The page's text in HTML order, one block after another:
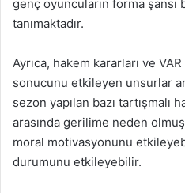
genç oyuncuların forma şansı
tanımaktadır.
Ayrıca, hakem kararları ve
sonucunu etkileyen unsurlar
sezon yapılan bazı tartışmalı
arasında gerilime neden
moral motivasyonunu
durumunu etkileyebilir.